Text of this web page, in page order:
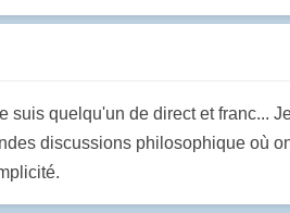
suis quelqu'un de direct et franc...
discussions philosophique où